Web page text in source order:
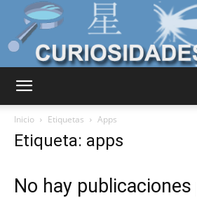
Inicio Etiquetas Apps
Etiqueta: apps
No hay publicaciones